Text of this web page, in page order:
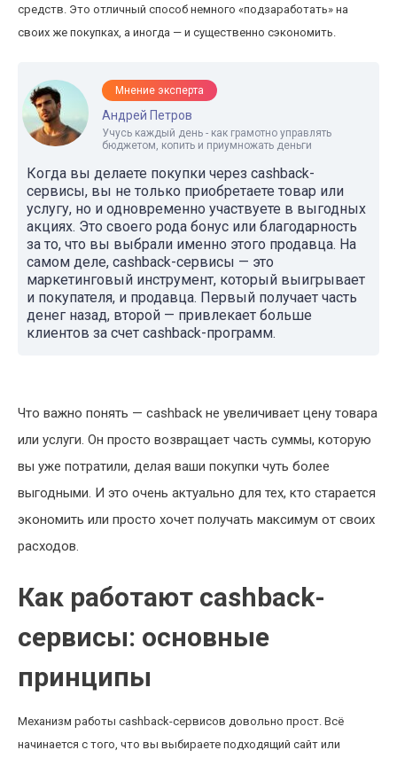
средств. Это отличный способ немного «подзаработать» на
своих же покупках, а иногда — и существенно сэкономить.
Мнение эксперта
Андрей Петров
Учусь каждый день - как грамотно управлять
бюджетом, копить и приумножать деньги
Когда вы делаете покупки через cashback-
сервисы, вы не только приобретаете товар или
услугу, но и одновременно участвуете в выгодных
акциях. Это своего рода бонус или благодарность
за то, что вы выбрали именно этого продавца. На
самом деле, cashback-сервисы — это
маркетинговый инструмент, который выигрывает
и покупателя, и продавца. Первый получает часть
денег назад, второй — привлекает больше
клиентов за счет cashback-программ.
Что важно понять — cashback не увеличивает цену товара
или услуги. Он просто возвращает часть суммы, которую
вы уже потратили, делая ваши покупки чуть более
выгодными. И это очень актуально для тех, кто старается
экономить или просто хочет получать максимум от своих
расходов.
Как работают cashback-
сервисы: основные
принципы
Механизм работы cashback-сервисов довольно прост. Всё
начинается с того, что вы выбираете подходящий сайт или